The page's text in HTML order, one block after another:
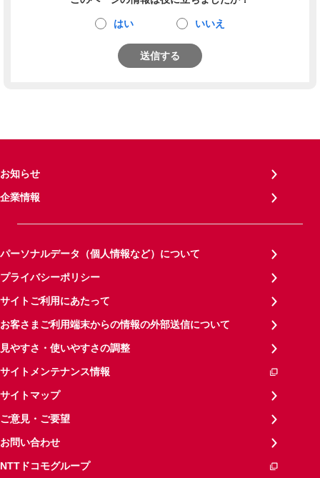
はい いいえ
送信する
お知らせ
企業情報
パーソナルデータ（個人情報など）について
プライバシーポリシー
サイトご利用にあたって
お客さまご利用端末からの情報の外部送信について
見やすさ・使いやすさの調整
サイトメンテナンス情報
サイトマップ
ご意見・ご要望
お問い合わせ
NTTドコモグループ